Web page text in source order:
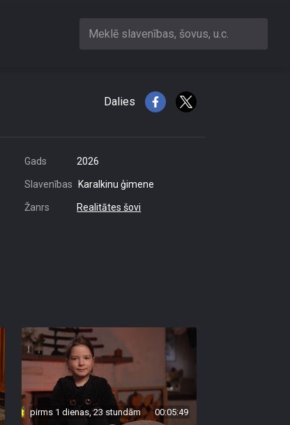
Meklē slavenības, šovus, u.c.
Dalies
Gads 2026
Slavenības Karalkinu ģimene
Žanrs Realitātes šovi
pirms 1 dienas, 23 stundām 00:05:49